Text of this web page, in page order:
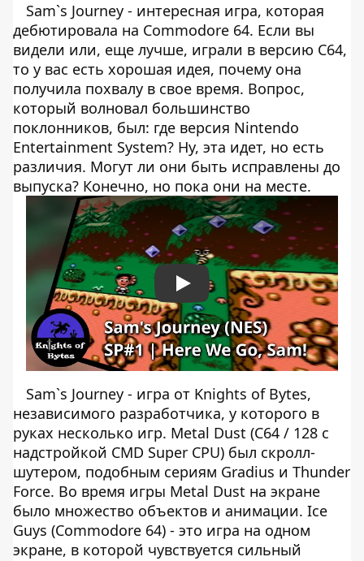
Sam`s Journey - интересная игра, которая
дебютировала на Commodore 64. Если вы
видели или, еще лучше, играли в версию C64,
то у вас есть хорошая идея, почему она
получила похвалу в свое время. Вопрос,
который волновал большинство
поклонников, был: где версия Nintendo
Entertainment System? Ну, эта идет, но есть
различия. Могут ли они быть исправлены до
выпуска? Конечно, но пока они на месте.
Play
Sam`s Journey - игра от Knights of Bytes,
независимого разработчика, у которого в
руках несколько игр. Metal Dust (C64 / 128 с
надстройкой CMD Super CPU) был скролл-
шутером, подобным сериям Gradius и Thunder
Force. Во время игры Metal Dust на экране
было множество объектов и анимации. Ice
Guys (Commodore 64) - это игра на одном
экране, в которой чувствуется сильный